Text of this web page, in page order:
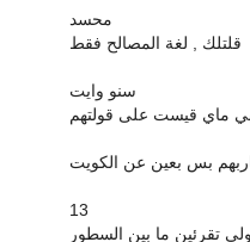
محسد
قلتلك , لغة المصالح فقط
سنو وايت
ماي قيست على قولتهم
بس بعين عن الكويت
13
تقرئين ما بين السطور